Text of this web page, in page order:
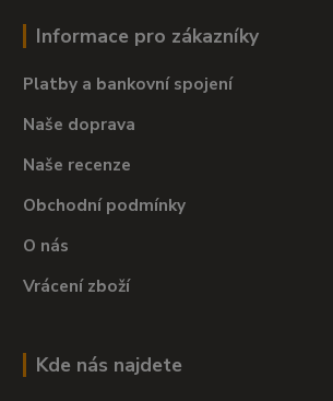
Informace pro zákazníky
Platby a bankovní spojení
Naše doprava
Naše recenze
Obchodní podmínky
O nás
Vrácení zboží
Kde nás najdete